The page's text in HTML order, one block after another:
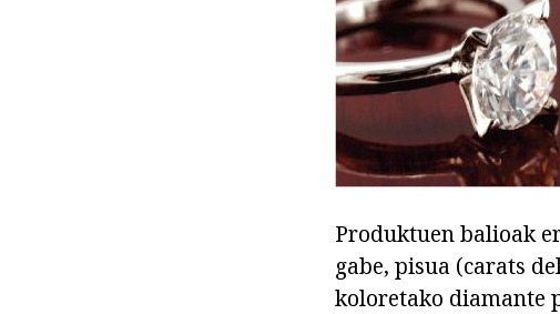
Produktuen balioak
gabe, pisua (carats
koloretako diamante